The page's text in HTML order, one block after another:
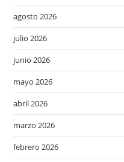
agosto 2026
julio 2026
junio 2026
mayo 2026
abril 2026
marzo 2026
febrero 2026